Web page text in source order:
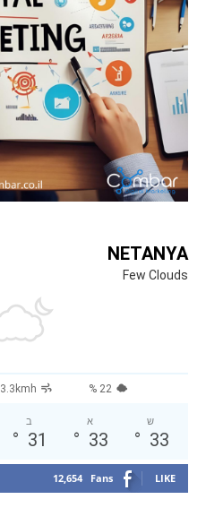
NETANYA
Few Clouds
3.3kmh 22 %
ש
33
°
א
33
°
ב
31
°
12,654 Fans LIKE